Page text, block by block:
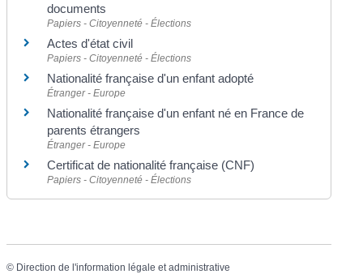
documents
Papiers - Citoyenneté - Élections
Actes d'état civil
Papiers - Citoyenneté - Élections
Nationalité française d'un enfant adopté
Étranger - Europe
Nationalité française d'un enfant né en France de
parents étrangers
Étranger - Europe
Certificat de nationalité française (CNF)
Papiers - Citoyenneté - Élections
© Direction de l'information légale et administrative